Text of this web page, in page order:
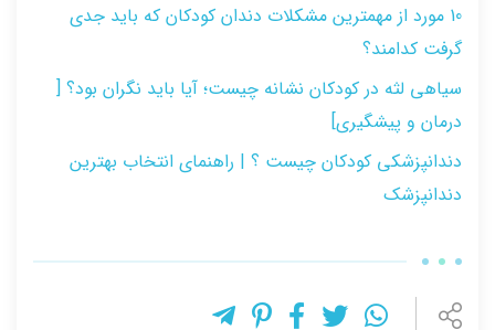
10 مورد از مهمترین مشکلات دندان کودکان که باید جدی
گرفت کدامند؟
سیاهی لثه در کودکان نشانه چیست؛ آیا باید نگران بود؟ [
درمان و پیشگیری]
دندانپزشکی کودکان چیست ؟ | راهنمای انتخاب بهترین
دندانپزشک